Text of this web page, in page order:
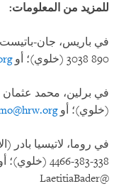
للمزيد من المعلومات:
890 3038 (خلوي)؛ أو
(خلوي)؛ أو
338-383-4466 (خلوي)؛ أو
@LaetitiaBader